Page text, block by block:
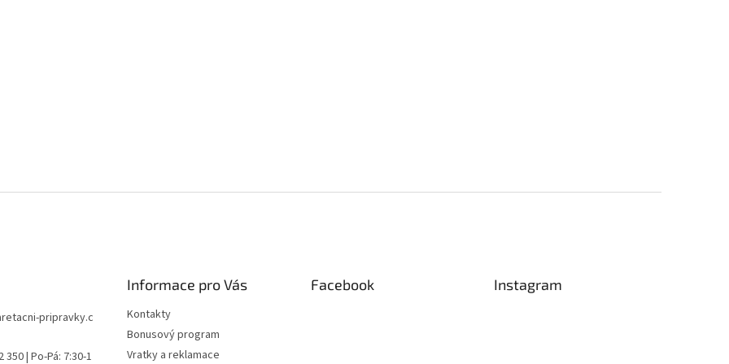
pripravky.c
350 | Po-Pá: 7:30-1
Informace pro Vás
Kontakty
Bonusový program
Vratky a reklamace
Facebook Instagram